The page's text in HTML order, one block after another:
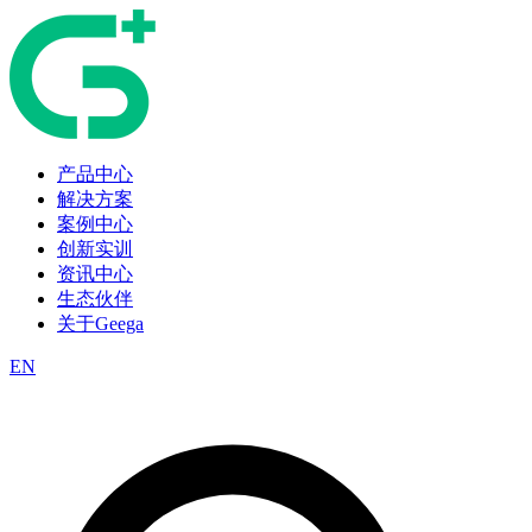
产品中心
解决方案
案例中心
创新实训
资讯中心
生态伙伴
关于Geega
EN